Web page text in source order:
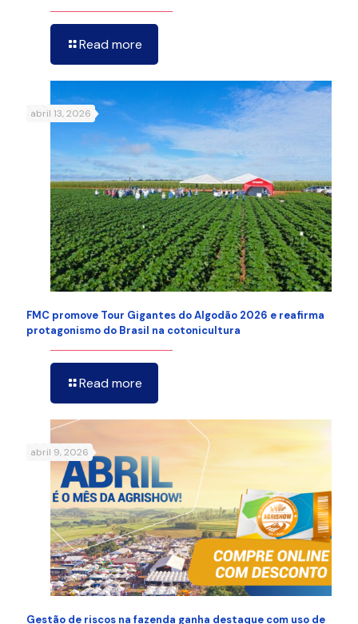
Read more
abril 13, 2026
FMC promove Tour Gigantes do Algodão 2026 e reafirma
protagonismo do Brasil na cotonicultura
Read more
abril 9, 2026
Gestão de riscos na fazenda ganha destaque com uso de